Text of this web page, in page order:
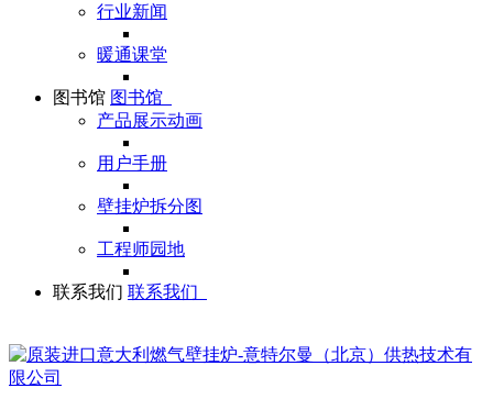
行业新闻
暖通课堂
图书馆 图书馆
产品展示动画
用户手册
壁挂炉拆分图
工程师园地
联系我们 联系我们